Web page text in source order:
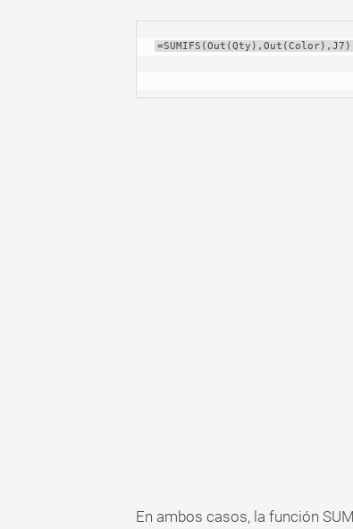
=SUMIFS(Out(Qty),Out(Color),J7)
En ambos casos, la función